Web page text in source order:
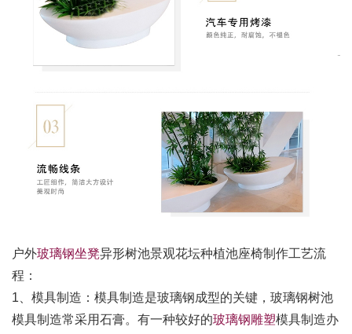
户外玻璃钢坐凳异形树池景观花坛种植池座椅制作工艺流
程：
1、模具制造：模具制造是玻璃钢成型的关键，玻璃钢树池
模具制造常采用石膏。有一种较好的玻璃钢雕塑模具制造办